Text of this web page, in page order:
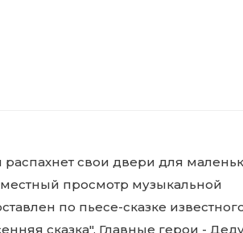
свои двери для
просмотр музыкальной
по пьесе-сказке
сказка". Главные герои -